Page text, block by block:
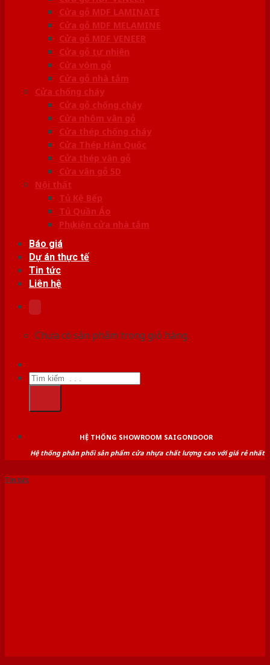
Cửa gỗ MDF LAMINATE
Cửa gỗ MDF MELAMINE
Cửa gỗ MDF VENEER
Cửa gỗ tự nhiên
Cửa vòm gỗ
Cửa gỗ nhà tắm
Cửa chống cháy
Cửa gỗ chống cháy
Cửa nhôm vân gỗ
Cửa thép chống cháy
Cửa Thép Hàn Quốc
Cửa thép vân gỗ
Cửa vân gỗ 5D
Nội thất
Tủ Kệ Bếp
Tủ Quần Áo
Phụ kiện cửa nhà tắm
Báo giá
Dự án thực tế
Tin tức
Liên hệ
Chưa có sản phẩm trong giỏ hàng.
Tìm
kiếm:
HỆ THỐNG SHOWROOM SAIGONDOOR
Hệ thống phân phối sản phẩm cửa nhựa chất lượng cao với giá rẻ nhất
Tin tức